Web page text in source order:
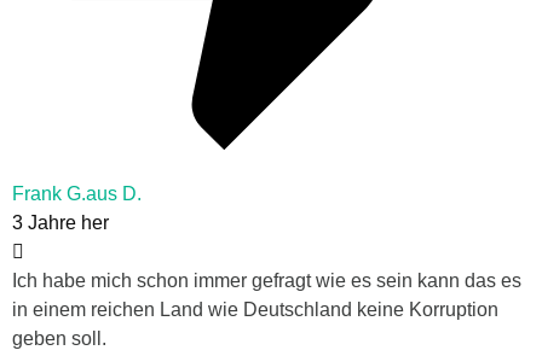
Frank G.aus D.
3 Jahre her
Ich habe mich schon immer gefragt wie es sein kann das es
in einem reichen Land wie Deutschland keine Korruption
geben soll.